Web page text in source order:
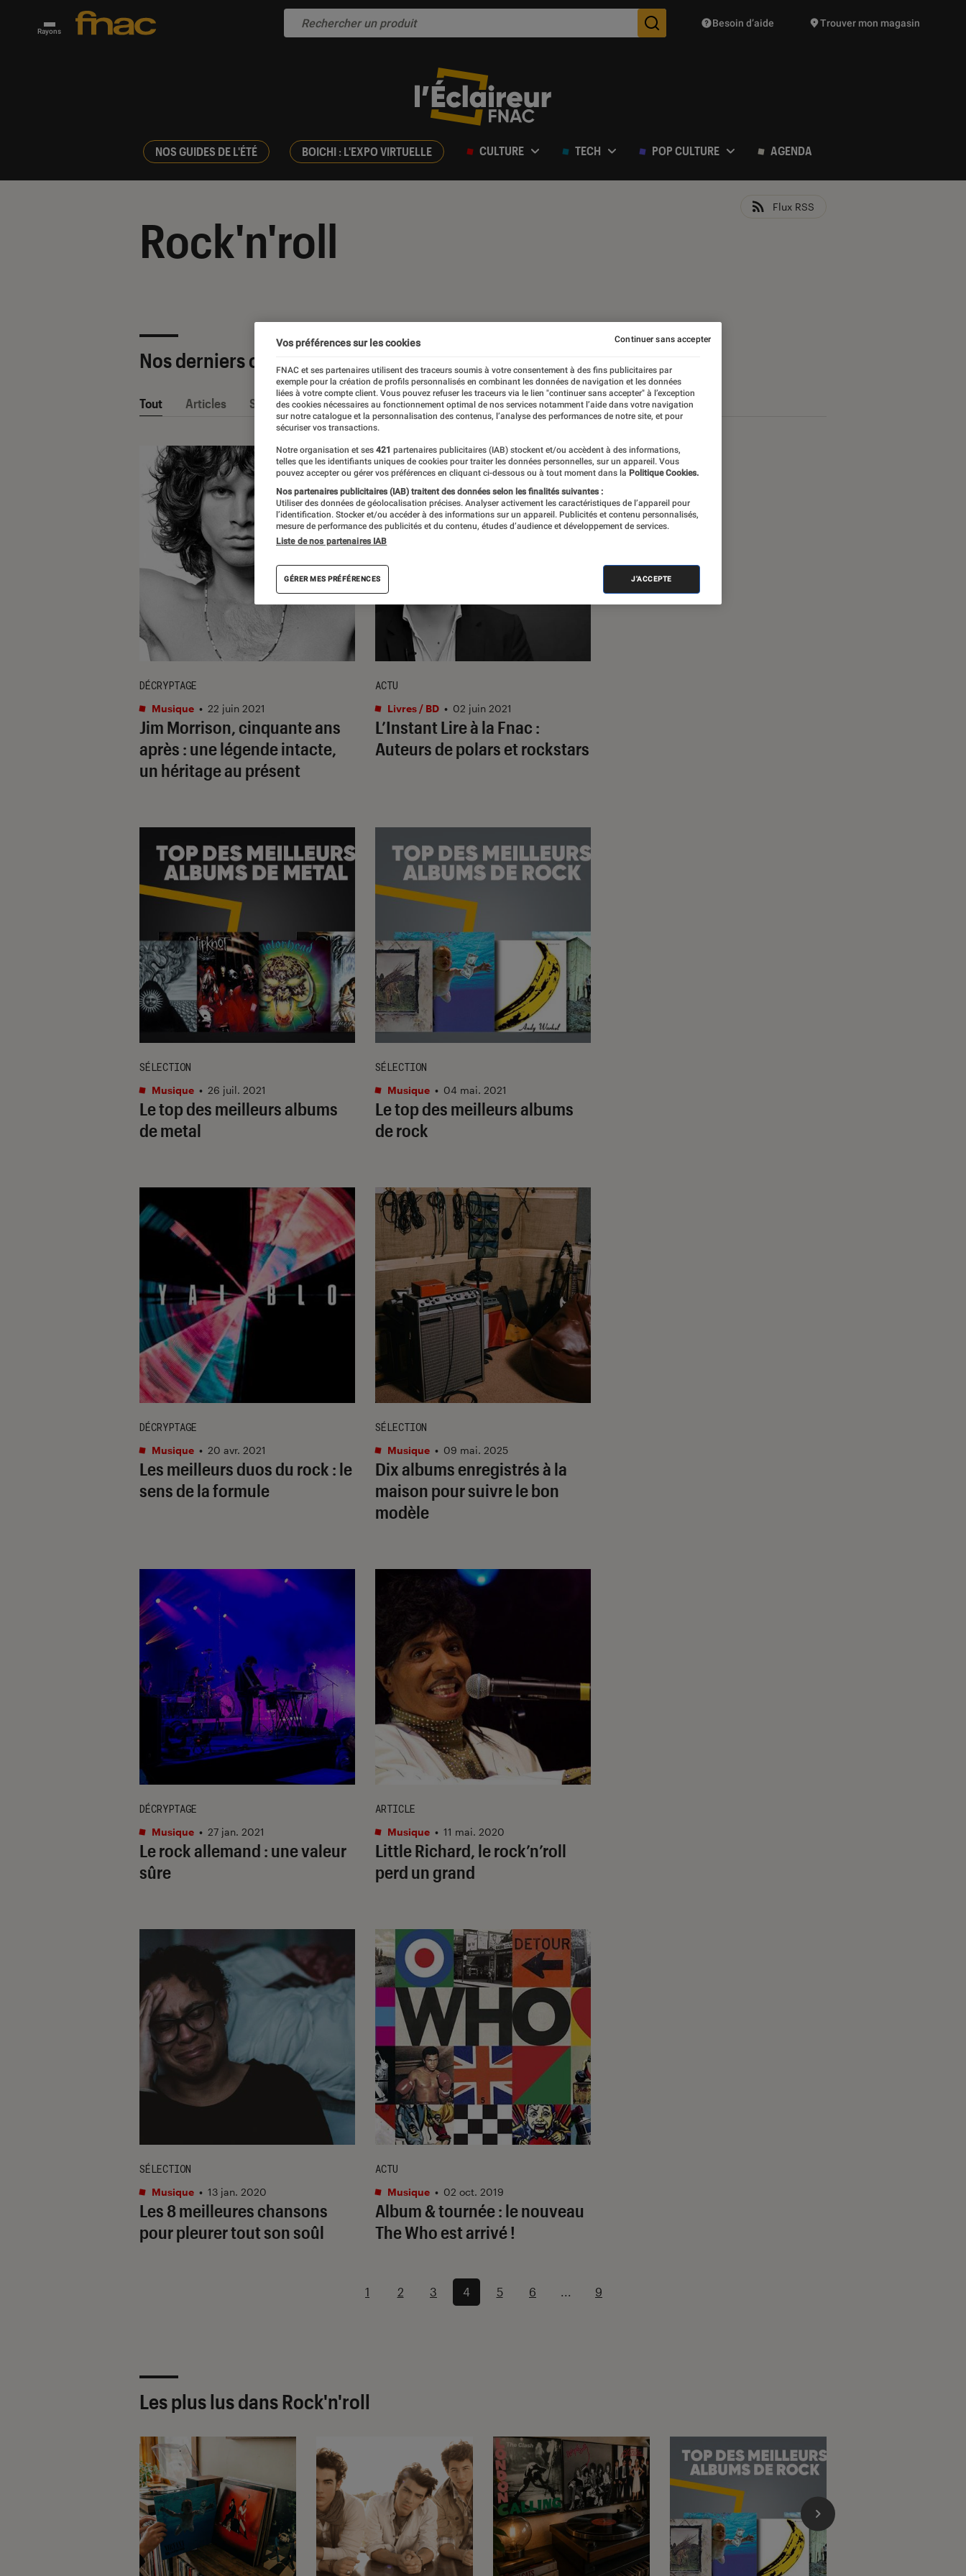
Rayons Des suggestions de produits vont vous être proposées
Besoin d’aide Trouver mon magasin
NOS GUIDES DE L'ÉTÉ BOICHI : L'EXPO VIRTUELLE CULTURE TECH POP CULTURE AGENDA
Rock'n'roll
Flux RSS
Nos derniers contenus
Tout Articles Sélections et guides Tests
Jim Morrison, cinquante ans
après : une légende intacte,
un héritage au présent
DÉCRYPTAGE
Musique • 22 juin 2021
L’Instant Lire à la Fnac :
Auteurs de polars et rockstars
ACTU
Livres / BD • 02 juin 2021
Le top des meilleurs albums
de metal
SÉLECTION
Musique • 26 juil. 2021
Le top des meilleurs albums
de rock
SÉLECTION
Musique • 04 mai. 2021
Les meilleurs duos du rock : le
sens de la formule
DÉCRYPTAGE
Musique • 20 avr. 2021
Dix albums enregistrés à la
maison pour suivre le bon
modèle
SÉLECTION
Musique • 09 mai. 2025
Le rock allemand : une valeur
sûre
DÉCRYPTAGE
Musique • 27 jan. 2021
Little Richard, le rock’n’roll
perd un grand
ARTICLE
Musique • 11 mai. 2020
Les 8 meilleures chansons
pour pleurer tout son soûl
SÉLECTION
Musique • 13 jan. 2020
Album & tournée : le nouveau
The Who est arrivé !
ACTU
Musique • 02 oct. 2019
1 2 3 4 5 6 ... 9
Les plus lus dans Rock'n'roll
Vos préférences sur les cookies
FNAC et ses partenaires utilisent des traceurs soumis à votre consentement à des fins publicitaires par
exemple pour la création de profils personnalisés en combinant les données de navigation et les données
liées à votre compte client. Vous pouvez refuser les traceurs via le lien "continuer sans accepter" à l’exception
des cookies nécessaires au fonctionnement optimal de nos services notamment l’aide dans votre navigation
sur notre catalogue et la personnalisation des contenus, l’analyse des performances de notre site, et pour
sécuriser vos transactions.
Notre organisation et ses 421 partenaires publicitaires (IAB) stockent et/ou accèdent à des informations,
telles que les identifiants uniques de cookies pour traiter les données personnelles, sur un appareil. Vous
pouvez accepter ou gérer vos préférences en cliquant ci-dessous ou à tout moment dans la Politique Cookies.
Nos partenaires publicitaires (IAB) traitent des données selon les finalités suivantes :
Utiliser des données de géolocalisation précises. Analyser activement les caractéristiques de l’appareil pour
l’identification. Stocker et/ou accéder à des informations sur un appareil. Publicités et contenu personnalisés,
mesure de performance des publicités et du contenu, études d’audience et développement de services.
Liste de nos partenaires IAB
GÉRER MES PRÉFÉRENCES J'ACCEPTE
Continuer sans accepter